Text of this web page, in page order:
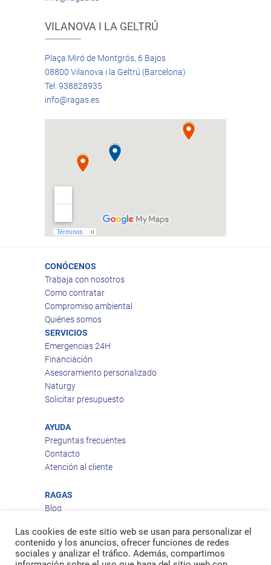
VILANOVA I LA GELTRÚ
Plaça Miró de Montgrós, 6 Bajos
08800 Vilanova i la Geltrú (Barcelona)
Tel: 938828935
info@ragas.es
CONÓCENOS
Trabaja con nosotros
Como contratar
Compromiso ambiental
Quiénes somos
SERVICIOS
Emergencias 24H
Financiación
Asesoramiento personalizado
Naturgy
Solicitar presupuesto
AYUDA
Preguntas frecuentes
Contacto
Atención al cliente
RAGAS
Blog
Política de privacidad
Política de cookies
Política de envío
Las cookies de este sitio web se usan para personalizar el
contenido y los anuncios, ofrecer funciones de redes
sociales y analizar el tráfico. Además, compartimos